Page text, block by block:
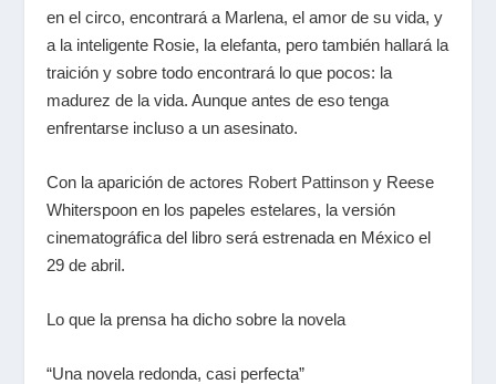
en el circo, encontrará a Marlena, el amor de su vida, y
a la inteligente Rosie, la elefanta, pero también hallará la
traición y sobre todo encontrará lo que pocos: la
madurez de la vida. Aunque antes de eso tenga
enfrentarse incluso a un asesinato.
Con la aparición de actores Robert Pattinson y Reese
Whiterspoon en los papeles estelares, la versión
cinematográfica del libro será estrenada en México el
29 de abril.
Lo que la prensa ha dicho sobre la novela
“Una novela redonda, casi perfecta”